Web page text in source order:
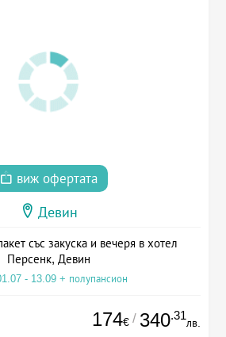
виж офертата
Девин
със закуска и вечеря в хотел
Персенк, Девин
- 13.09 + полупансион
174€ / 340.31
лв.